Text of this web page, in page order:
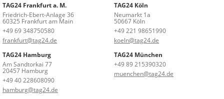
TAG24 Frankfurt a. M.
Friedrich-Ebert-Anlage 36
60325 Frankfurt am Main
+49 69 348750580
frankfurt@tag24.de
TAG24 Köln
Neumarkt 1a
50667 Köln
+49 221 98651990
koeln@tag24.de
TAG24 Hamburg
Am Sandtorkai 77
20457 Hamburg
+49 40 228608090
hamburg@tag24.de
TAG24 München
+49 89 215390320
muenchen@tag24.de